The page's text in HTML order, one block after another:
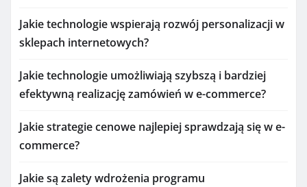
Jakie technologie wspierają rozwój personalizacji w
sklepach internetowych?
Jakie technologie umożliwiają szybszą i bardziej
efektywną realizację zamówień w e-commerce?
Jakie strategie cenowe najlepiej sprawdzają się w e-
commerce?
Jakie są zalety wdrożenia programu